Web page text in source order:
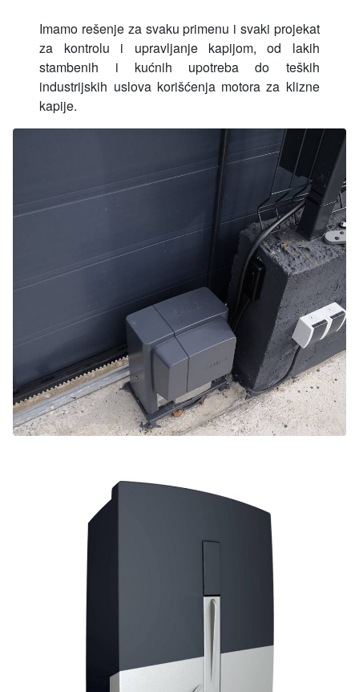
Imamo rešenje za svaku primenu i svaki projekat
za kontrolu i upravljanje kapijom, od lakih
stambenih i kućnih upotreba do teških
industrijskih uslova korišćenja motora za klizne
kapije.